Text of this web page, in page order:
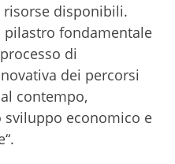
disponibili.
pilastro fondamentale
di
dei percorsi
contempo,
economico e